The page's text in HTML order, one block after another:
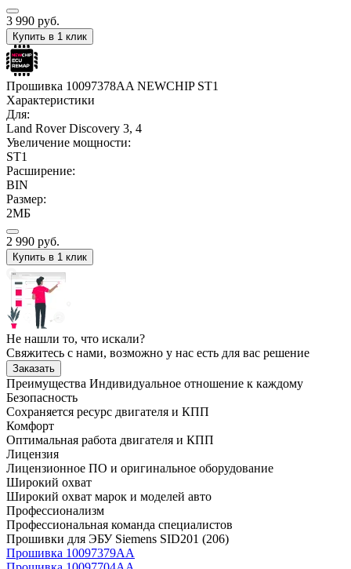
3 990 руб.
Купить в 1 клик
Прошивка 10097378AA NEWCHIP ST1
Характеристики
Для:
Land Rover Discovery 3, 4
Увеличение мощности:
ST1
Расширение:
BIN
Размер:
2МБ
2 990 руб.
Купить в 1 клик
Не нашли то, что искали?
Свяжитесь с нами, возможно у нас есть для вас решение
Заказать
Преимущества Индивидуальное отношение к каждому
Безопасность
Сохраняется ресурс двигателя и КПП
Комфорт
Оптимальная работа двигателя и КПП
Лицензия
Лицензионное ПО и оригинальное оборудование
Широкий охват
Широкий охват марок и моделей авто
Профессионализм
Профессиональная команда специалистов
Прошивки для ЭБУ Siemens SID201 (206)
Прошивка 10097379AA